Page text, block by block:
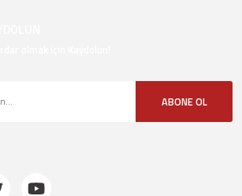
ABONE OL